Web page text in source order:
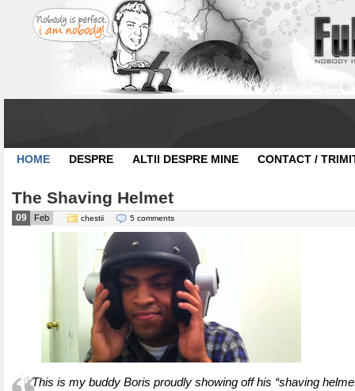
HOME DESPRE ALTII DESPRE MINE CONTACT /
The Shaving Helmet
09 Feb chestii 5 comments
This is my buddy Boris proudly showing off his “shaving